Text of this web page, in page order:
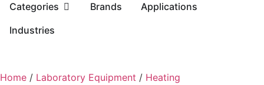
Categories Brands
Applications
Industries
Home / Laboratory Equipment / Heating